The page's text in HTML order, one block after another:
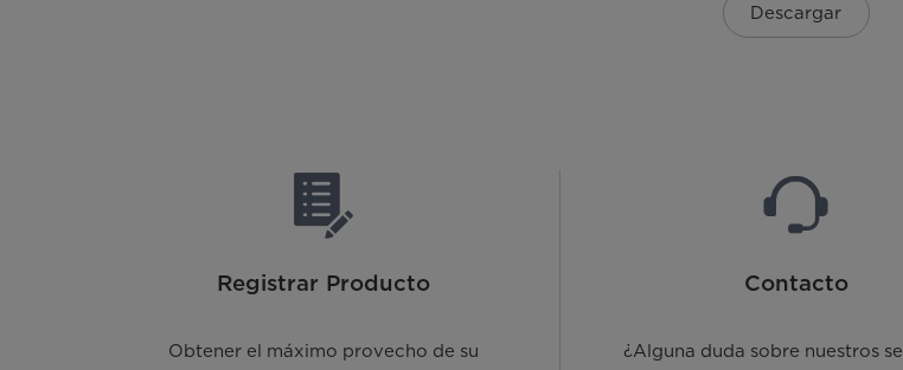
Descargar
Registrar Producto
Obtener el máximo provecho de su
Contacto
¿Alguna duda sobre nuestros